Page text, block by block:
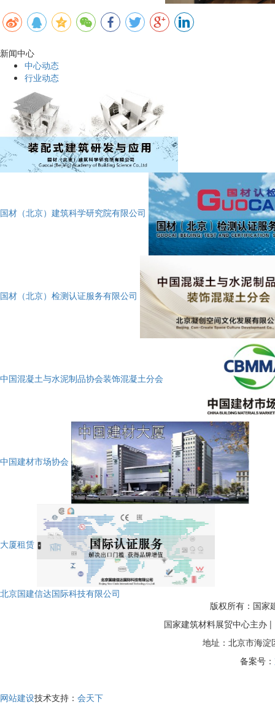
新闻中心
中心动态
行业动态
国材（北京）建筑科学研究院有限公司
国材（北京）检测认证服务有限公司
中国混凝土与水泥制品协会装饰混凝土分会
中国建材市场协会
大厦租赁
北京国建信达国际科技有限公司
版权所有：国
国家建筑材料展贸中心主办
地址：北京市海
备案号：
网站建设技术支持： 会天下